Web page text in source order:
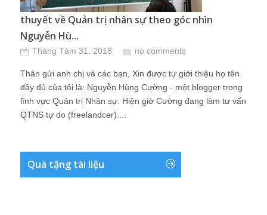
thuyết về Quản trị nhân sự theo góc nhìn
Nguyễn Hù...
Tháng Tám 31, 2018 no comments
Thân gửi anh chị và các bạn, Xin được tự giới thiệu họ tên
đầy đủ của tôi là: Nguyễn Hùng Cường - một blogger trong
lĩnh vực Quản trị Nhân sự. Hiện giờ Cường đang làm tư vấn
QTNS tự do (freelandcer)....
Quà tặng tài liệu